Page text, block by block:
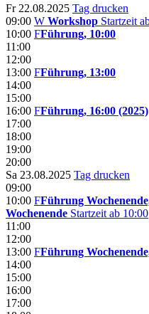
Fr 22.08.2025 Tag drucken
09:00 W Workshop Startzeit
10:00 FFührung, 10:00
11:00
12:00
13:00 FFührung, 13:00
14:00
15:00
16:00 FFührung, 16:00 (2025)
17:00
18:00
19:00
20:00
Sa 23.08.2025 Tag drucken
09:00
10:00 FFührung
Wochenende Startzeit ab 10:00
11:00
12:00
13:00 FFührung
14:00
15:00
16:00
17:00